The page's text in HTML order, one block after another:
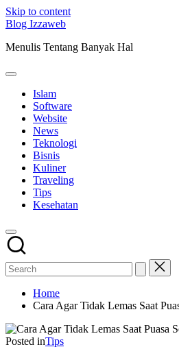
Skip to content
Blog Izzaweb
Menulis Tentang Banyak Hal
Islam
Software
Website
News
Teknologi
Bisnis
Kuliner
Traveling
Tips
Kesehatan
Home
Cara Agar Tidak Lemas Saat
Posted inTips